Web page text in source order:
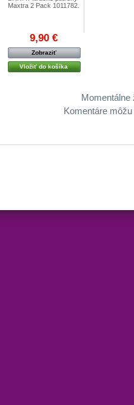
Maxtra 2 Pack 1011782 .
9,90 €
Zobraziť
Vložiť do košíka
Momentálne
Komentáre